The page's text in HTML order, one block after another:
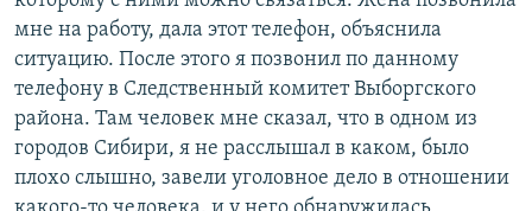
мне на работу, дала этот телефон, объяснила
ситуацию. После этого я позвонил по данному
телефону в Следственный комитет Выборгского
района. Там человек мне сказал, что в одном из
городов Сибири, я не расслышал в каком, было
плохо слышно, завели уголовное дело в отношении